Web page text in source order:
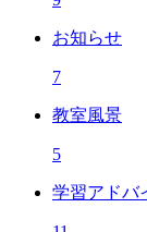
お知らせ
7
教室風景
5
学習アドバ